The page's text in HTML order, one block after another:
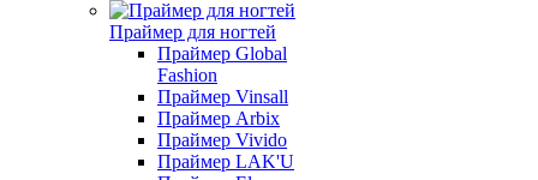
Праймер для ногтей
Праймер Global
Fashion
Праймер Vinsall
Праймер Arbix
Праймер Vivido
Праймер LAK'U